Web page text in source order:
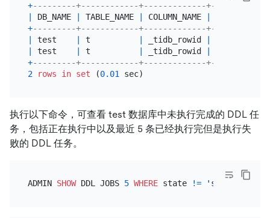
+---------+------------+-------------
DB_NAME TABLE_NAME COLUMN_NAME
+---------+------------+-------------
test t _tidb_rowid
test t _tidb_rowid
+---------+------------+-------------
2
rows in set (0.01
执行以下命令，可查看 test 数据库中未执行完成的 DDL 任
务，包括正在执行中以及最近 5 条已经执行完但是执行失
败的 DDL 任务。
ADMIN SHOW DDL JOBS 5 WHERE state != 'synced' AND